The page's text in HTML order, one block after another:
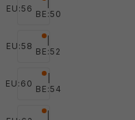
EU:56
BE:50
EU:58
BE:52
EU: 60
BE:54